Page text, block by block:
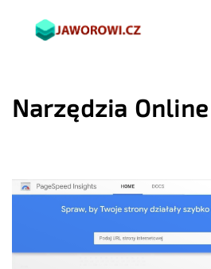
Narzędzia Online